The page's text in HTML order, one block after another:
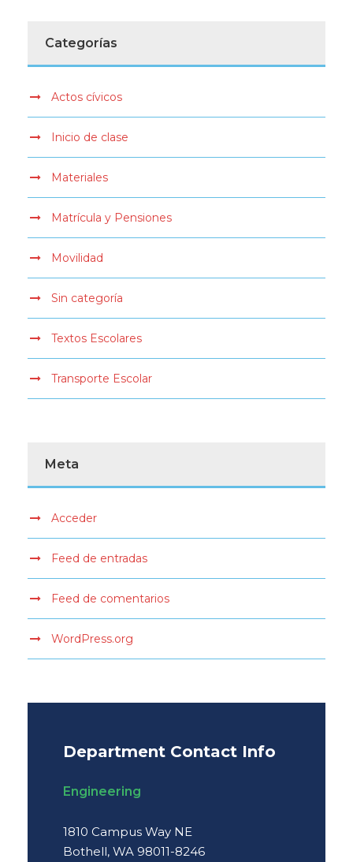
Categorías
Actos cívicos
Inicio de clase
Materiales
Matrícula y Pensiones
Movilidad
Sin categoría
Textos Escolares
Transporte Escolar
Meta
Acceder
Feed de entradas
Feed de comentarios
WordPress.org
Department Contact Info
Engineering
1810 Campus Way NE
Bothell, WA 98011-8246